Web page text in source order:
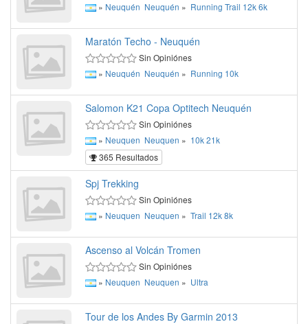
» Neuquén Neuquén » Running Trail 12k6k
Maratón Techo - Neuquén
Sin Opiniónes
» Neuquén Neuquén » Running 10k
Salomon K21 Copa Optitech Neuquén
Sin Opiniónes
» Neuquen Neuquen » 10k21k
365 Resultados
Spj Trekking
Sin Opiniónes
» Neuquen Neuquen » Trail 12k8k
Ascenso al Volcán Tromen
Sin Opiniónes
» Neuquen Neuquen » Ultra
Tour de los Andes By Garmin 2013